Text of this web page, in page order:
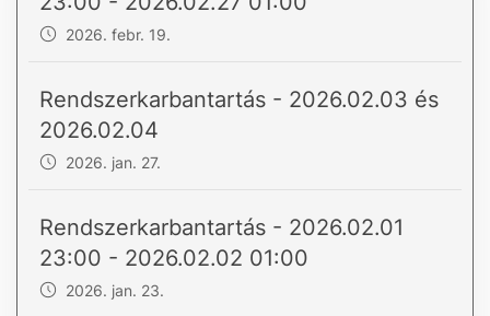
2026. febr. 19.
Rendszerkarbantartás - 2026.02.03 és
2026.02.04
2026. jan. 27.
Rendszerkarbantartás - 2026.02.01
23:00 - 2026.02.02 01:00
2026. jan. 23.